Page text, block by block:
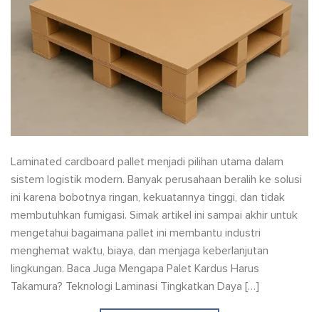
Laminated cardboard pallet menjadi pilihan utama dalam
sistem logistik modern. Banyak perusahaan beralih ke solusi
ini karena bobotnya ringan, kekuatannya tinggi, dan tidak
membutuhkan fumigasi. Simak artikel ini sampai akhir untuk
mengetahui bagaimana pallet ini membantu industri
menghemat waktu, biaya, dan menjaga keberlanjutan
lingkungan. Baca Juga Mengapa Palet Kardus Harus
Takamura? Teknologi Laminasi Tingkatkan Daya […]